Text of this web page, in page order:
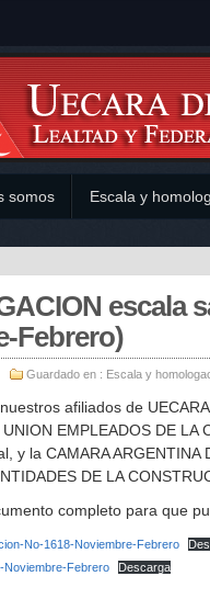
somos Escala y
escala
Febrero)
Guardado en : Escala y
afiliados de
EMPLEADOS DE LA
y la CAMARA
DE LA
completo para que
No-1618-Noviembre-Febrero
Noviembre-Febrero
Descarga